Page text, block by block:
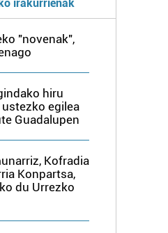
irakurrienak
"novenak",
hiru
egilea
Guadalupen
Kofradia
Konpartsa,
du Urrezko